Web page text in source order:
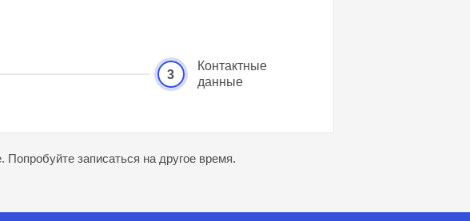
3
Контактные
данные
записаться на другое время.